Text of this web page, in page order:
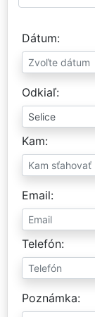
Dátum
Odkiaľ
Kam
Email
Telefón
Poznámka